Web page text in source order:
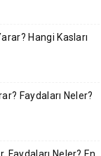
Hangi Kasları
Faydaları Neler?